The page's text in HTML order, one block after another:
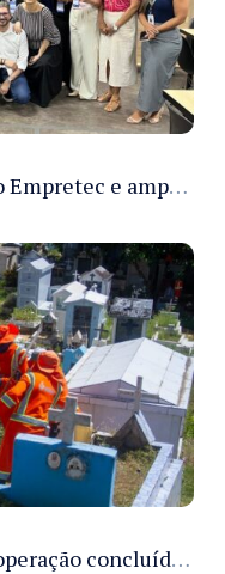
Manaus forma 345ª turma do Empretec e amplia qualificação de empreendedores na cidade
Cemitérios de Manaus têm operação concluída e estrutura pronta para receber famílias no Dia dos Pais